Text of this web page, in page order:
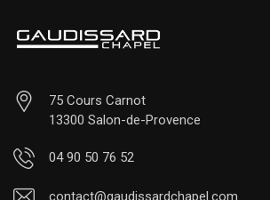
75 Cours Carnot
13300 Salon-de-Provence
04 90 50 76 52
contact@gaudissardchapel.com